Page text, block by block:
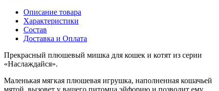
Описание товара
Характеристики
Состав
Доставка и Оплата
Прекрасный плюшевый мишка для кошек и котят из серии
«Наслаждайся».
Маленькая мягкая плюшевая игрушка, наполненная кошачьей
мятой, вызовет у вашего питомца эйфорию и позволит ему